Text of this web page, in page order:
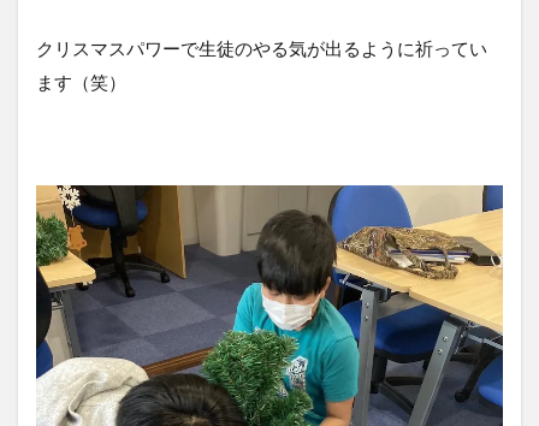
クリスマスパワーで生徒のやる気が出るように祈ってい
ます（笑）